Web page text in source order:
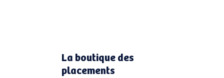
La boutique des
placements